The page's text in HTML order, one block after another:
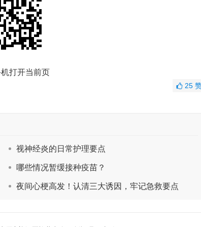
打开当前页
25
视神经炎的日常护理要点
哪些情况暂缓接种疫苗？
夜间心梗高发！认清三大诱因，牢记急救要点